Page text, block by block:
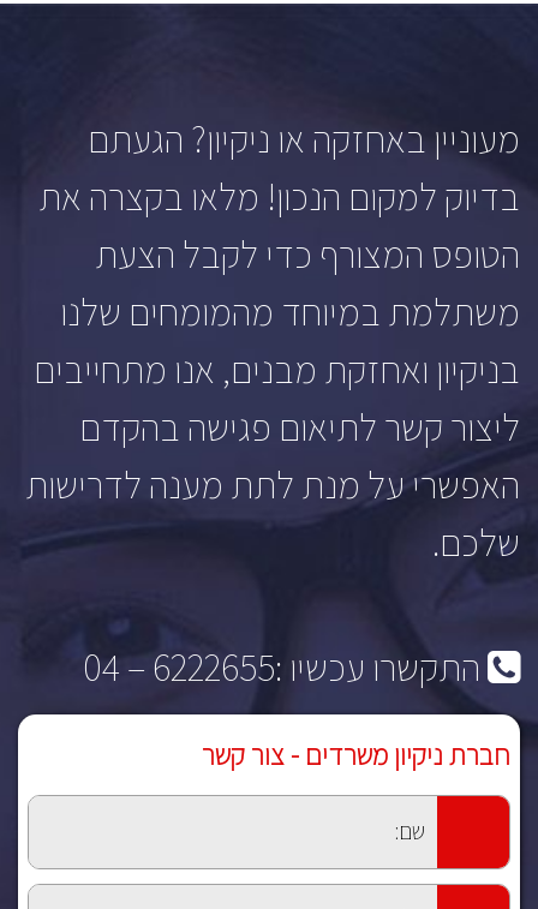
מעוניין באחזקה או ניקיון? הגעתם
בדיוק למקום הנכון! מלאו בקצרה את
הטופס המצורף כדי לקבל הצעת
משתלמת במיוחד מהמומחים שלנו
בניקיון ואחזקת מבנים, אנו מתחייבים
ליצור קשר לתיאום פגישה בהקדם
האפשרי על מנת לתת מענה לדרישות
שלכם.
התקשרו עכשיו :6222655 – 04
חברת ניקיון משרדים - צור קשר